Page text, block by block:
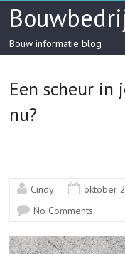
Skip
Bouw informatie blog
Een scheur in
nu?
Cindy oktober
No Comments